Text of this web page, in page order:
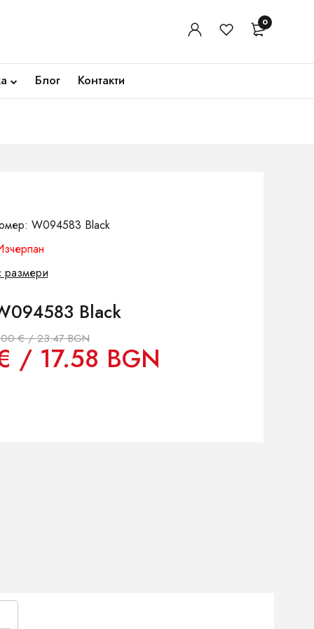
0
Блог Контакти
W094583 Black
размери
Black
€ / 23.47 BGN
/ 17.58 BGN